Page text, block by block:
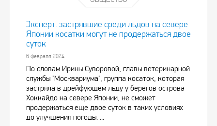
Эксперт: застрявшие среди льдов на севере
Японии косатки могут не продержаться двое
суток
6 февраля 2024
По словам Ирины Суворовой, главы ветеринарной
службы "Москвариума", группа косаток, которая
застряла в дрейфующем льду у берегов острова
Хоккайдо на севере Японии, не сможет
продержаться еще двое суток в таких условиях
до улучшения погоды. ...